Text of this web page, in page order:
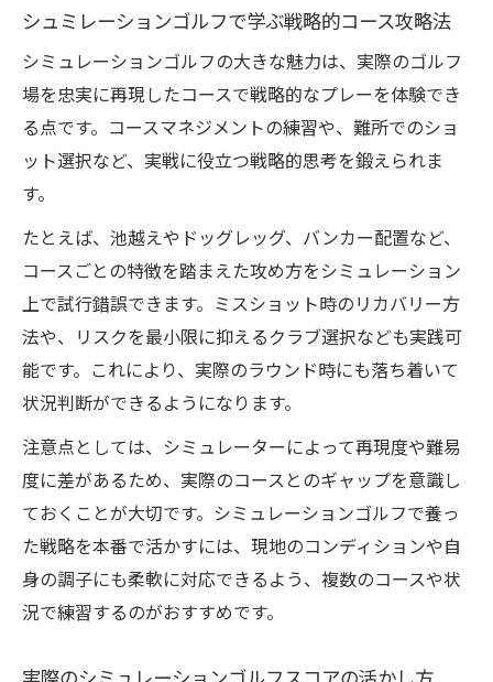
弾道データで弱点を把握する実践ポイント
飛距離アップに直結する練習の工夫
シュミレーションゴルフでスライス克服の
実例紹介
現実的ステップ
練習効率を高めるシュミレーションゴルフ
技巧活用術
スコア100切りに必要な練習期間とコツ
継続しやすい練習環境の選び方と工夫
シュミレーションゴルフで100切り達成の体
験談
シュミレーションゴルフで学ぶ戦略的コース攻略法
シミュレーションゴルフの大きな魅力は、実際のゴルフ
場を忠実に再現したコースで戦略的なプレーを体験でき
る点です。コースマネジメントの練習や、難所でのショ
ット選択など、実戦に役立つ戦略的思考を鍛えられま
す。
たとえば、池越えやドッグレッグ、バンカー配置など、
コースごとの特徴を踏まえた攻め方をシミュレーション
上で試行錯誤できます。ミスショット時のリカバリー方
法や、リスクを最小限に抑えるクラブ選択なども実践可
能です。これにより、実際のラウンド時にも落ち着いて
状況判断ができるようになります。
注意点としては、シミュレーターによって再現度や難易
度に差があるため、実際のコースとのギャップを意識し
ておくことが大切です。シミュレーションゴルフで養っ
た戦略を本番で活かすには、現地のコンディションや自
身の調子にも柔軟に対応できるよう、複数のコースや状
況で練習するのがおすすめです。